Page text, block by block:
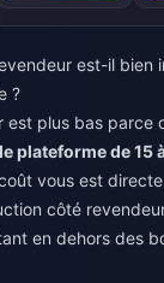
est-il bien
?
est plus bas parce
plateforme de 15
vous est
côté
en dehors des